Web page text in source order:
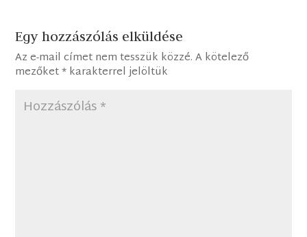
Egy hozzászólás elküldése
Az e-mail címet nem tesszük közzé. A kötelező
mezőket*karakterrel jelöltük